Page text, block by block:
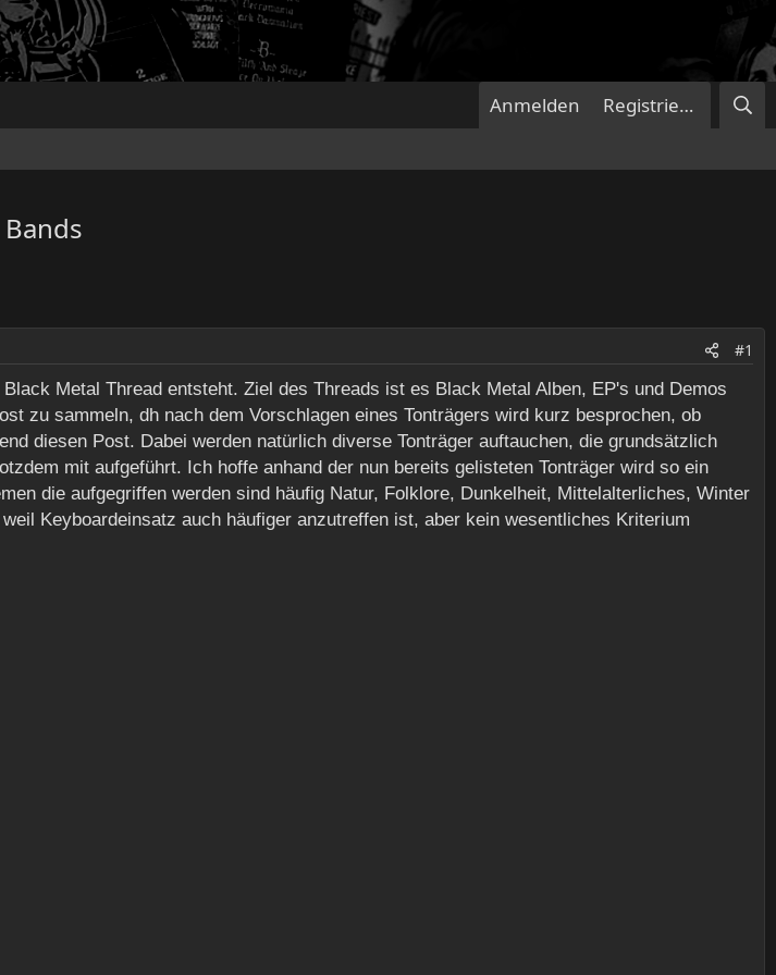
Anmelden Registrieren
#1
Metal Thread entsteht. Ziel des Threads ist es Black Metal Alben, EP's und Demos
zu sammeln, dh nach dem Vorschlagen eines Tonträgers wird kurz besprochen, ob
diesen Post. Dabei werden natürlich diverse Tonträger auftauchen, die grundsätzlich
mit aufgeführt. Ich hoffe anhand der nun bereits gelisteten Tonträger wird so ein
die aufgegriffen werden sind häufig Natur, Folklore, Dunkelheit, Mittelalterliches, Winter
Keyboardeinsatz auch häufiger anzutreffen ist, aber kein wesentliches Kriterium